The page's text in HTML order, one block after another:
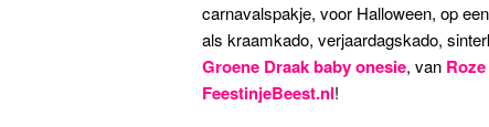
carnavalspakje, voor Halloween, op
als kraamkado, verjaardagskado,
Groene Draak baby onesie, van
FeestinjeBeest.nl!